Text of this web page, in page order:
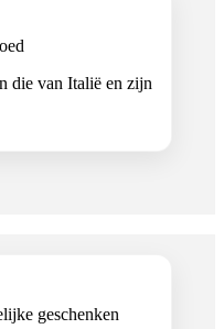
die van Italië en zijn